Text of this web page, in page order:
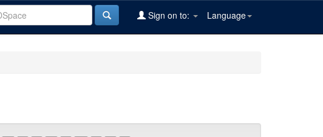
Language
Sign on to: